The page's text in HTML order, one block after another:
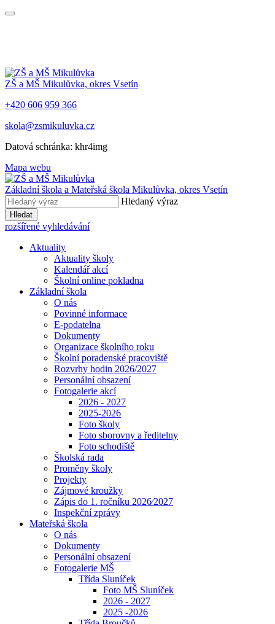
ZŠ a MŠ Mikulůvka, okres Vsetín
+420 606 959 366
skola@zsmikuluvka.cz
Datová schránka: khr4img
Mapa webu
Základní škola a Mateřská škola Mikulůvka, okres Vsetín
Hledaný výraz
Hledat
rozšířené vyhledávání
Aktuality
Aktuality školy
Kalendář akcí
Školní online pokladna
Základní škola
O nás
Povinné informace
E-podatelna
Dokumenty
Organizace školního roku
Školní poradenské pracoviště
Rozvrhy hodin 2026/2027
Personální obsazení
Fotogalerie akcí
2026 - 2027
2025-2026
Foto školy
Foto sborovny a ředitelny
Foto schodiště
Školská rada
Proměny školy
Projekty
Zájmové kroužky
Zápis do 1. ročníku 2026⁄2027
Inspekční zprávy
Mateřská škola
O nás
Dokumenty
Personální obsazení
Fotogalerie MŠ
Třída Sluníček
Foto MŠ Sluníček
2026 - 2027
2025 -2026